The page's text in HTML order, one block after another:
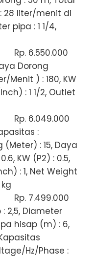
28 liter/menit di
pipa : 1 1/4,
Rp. 6.550.000
Dorong
Menit ) : 180, KW
: 1 1/2, Outlet
Rp. 6.049.000
:
: 15, Daya
KW (P2) : 0.5,
: 1, Net Weight
Rp. 7.499.000
2,5, Diameter
hisap (m) : 6,
Hz/Phase :